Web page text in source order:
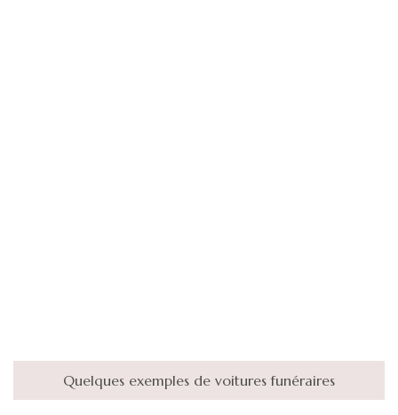
Quelques exemples de voitures funéraires